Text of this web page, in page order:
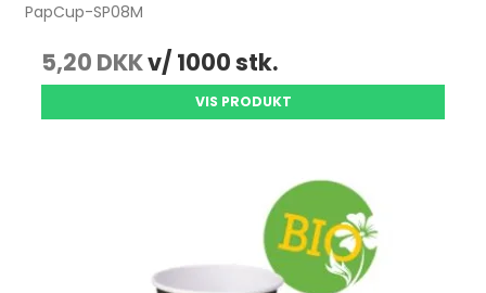
PapCup-SP08M
5,20 DKKv/ 1000 stk.
VIS PRODUKT